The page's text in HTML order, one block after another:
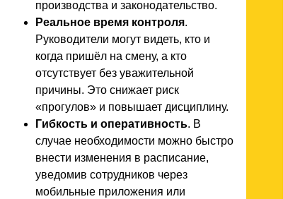
производства и законодательство.
Реальное время контроля.
Руководители могут видеть, кто и
когда пришёл на смену, а кто
отсутствует без уважительной
причины. Это снижает риск
«прогулов» и повышает дисциплину.
Гибкость и оперативность. В
случае необходимости можно быстро
внести изменения в расписание,
уведомив сотрудников через
мобильные приложения или